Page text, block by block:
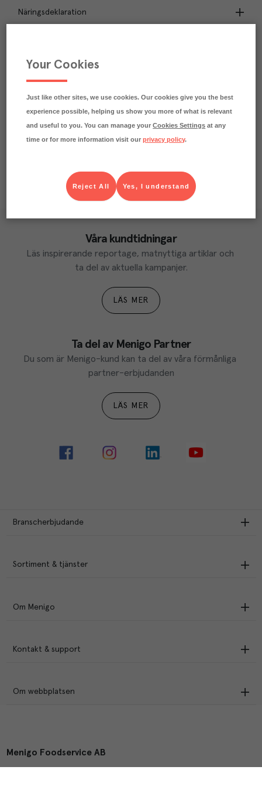
Näringsdeklaration
Varje kilo av varan påverkar klimatet motsvarande
utsläppen av 2 kg koldioxid.
Våra kundtidningar
Läs inspirerande reportage, matnyttiga artiklar och
ta del av aktuella kampanjer.
LÄS MER
Ta del av Menigo Partner
Du som är Menigo-kund kan ta del av våra förmånliga
partner-erbjudanden
LÄS MER
Branscherbjudande
Sortiment & tjänster
Om Menigo
Kontakt & support
Om webbplatsen
Menigo Foodservice AB
Your Cookies
Just like other sites, we use cookies. Our cookies give you the best
experience possible, helping us show you more of what is relevant
and useful to you. You can manage yourCookies Settings at any
time or for more information visit ourprivacy policy.
Yes, I understand
Reject All